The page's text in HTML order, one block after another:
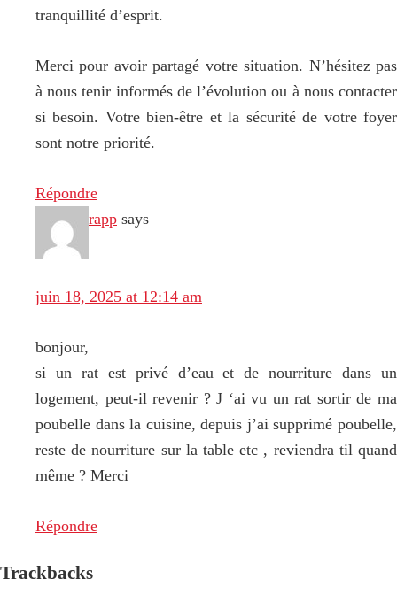
tranquillité d’esprit.
Merci pour avoir partagé votre situation. N’hésitez pas
à nous tenir informés de l’évolution ou à nous contacter
si besoin. Votre bien-être et la sécurité de votre foyer
sont notre priorité.
Répondre
rapp says
juin 18, 2025 at 12:14 am
bonjour,
si un rat est privé d’eau et de nourriture dans un
logement, peut-il revenir ? J ‘ai vu un rat sortir de ma
poubelle dans la cuisine, depuis j’ai supprimé poubelle,
reste de nourriture sur la table etc , reviendra til quand
même ? Merci
Répondre
Trackbacks